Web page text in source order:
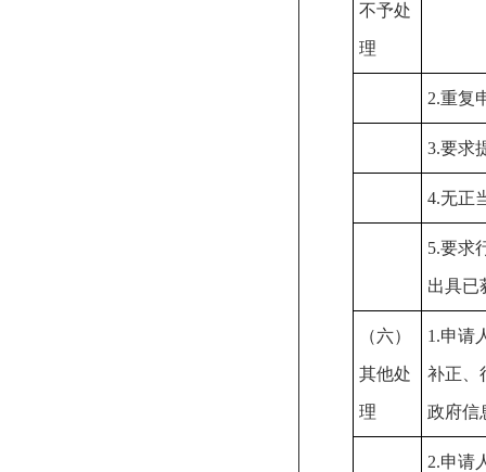
不予处
理
2.重复
3.要求
4.无正
5.要求
出具已
（六）
其他处
理
1.申请
补正、
政府信
2.申请